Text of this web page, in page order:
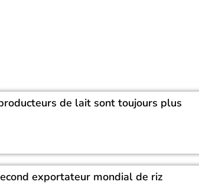
de lait sont toujours plus
exportateur mondial de riz